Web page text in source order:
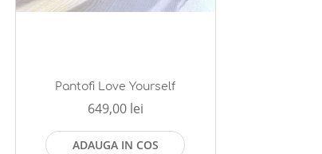
Pantofi Love Yourself
649,00 lei
ADAUGA IN COS